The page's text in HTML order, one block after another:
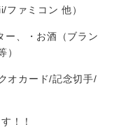
ァミコン 他）
ー、・お酒（ブラン
）
オカード/記念切手/
！！